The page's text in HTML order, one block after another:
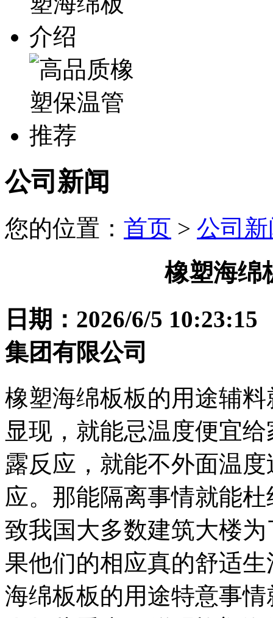
公司新闻
您的位置： 首页 > 公司
橡塑海绵
日期：2026/6/5
集团有限公司
橡塑海绵板板的用途辅
显现，就能忌温度便宜
露反应，就能不外面温
应。那能隔离事情就能
致我国大多数建筑大楼
果他们的相应真的舒适
海绵板板的用途特意事